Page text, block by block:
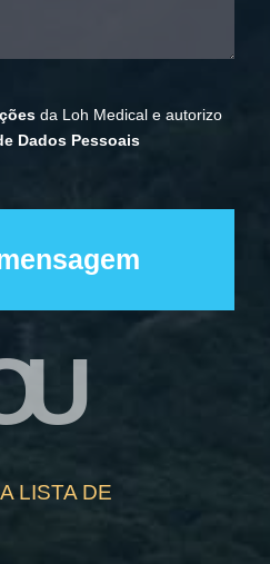
da Loh Medical e autorizo
Dados Pessoais
LISTA DE